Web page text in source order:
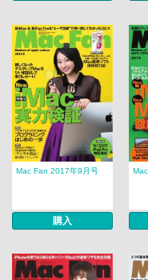
Mac Fan 2017年9月号
購入